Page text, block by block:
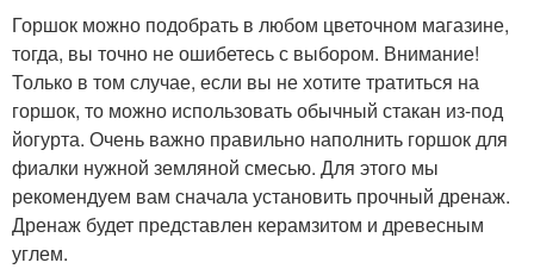
Горшок можно подобрать в любом цветочном магазине,
тогда, вы точно не ошибетесь с выбором. Внимание!
Только в том случае, если вы не хотите тратиться на
горшок, то можно использовать обычный стакан из-под
йогурта. Очень важно правильно наполнить горшок для
фиалки нужной земляной смесью. Для этого мы
рекомендуем вам сначала установить прочный дренаж.
Дренаж будет представлен керамзитом и древесным
углем.